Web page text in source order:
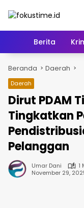
HomeBerita
Beranda Daerah
Daerah
Dirut PDAM
Tingkatkan
Pelanggan
Umar Dani
1
November 29,